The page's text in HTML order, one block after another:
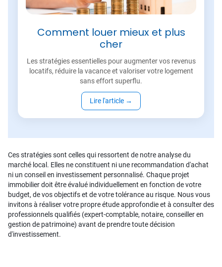
Comment louer mieux et plus
cher
Les stratégies essentielles pour augmenter vos revenus
locatifs, réduire la vacance et valoriser votre logement
sans effort superflu.
Lire l'article →
Ces stratégies sont celles qui ressortent de notre analyse du
marché local. Elles ne constituent ni une recommandation d'achat
ni un conseil en investissement personnalisé. Chaque projet
immobilier doit être évalué individuellement en fonction de votre
budget, de vos objectifs et de votre tolérance au risque. Nous vous
invitons à réaliser votre propre étude approfondie et à consulter des
professionnels qualifiés (expert-comptable, notaire, conseiller en
gestion de patrimoine) avant de prendre toute décision
d'investissement.